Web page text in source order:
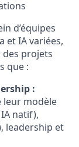
d’équipes
et IA variées,
des projets
que :
:
modèle
natif),
leadership et